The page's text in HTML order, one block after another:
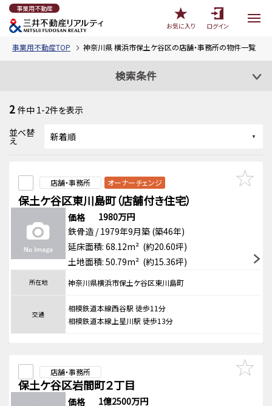
事業用不動産
お気に入り
ログイン
事業用不動産TOP 神奈川県 横浜市保土ケ谷区の店舗・事務所の物件一覧
検索条件
2 件中 1-2件を表示
並べ替
え
店舗・事務所 オーナーチェンジ
保土ケ谷区東川島町（店舗付き住宅）
価格
1980万円
鉄骨造 / 1979年9月築 (築46年)
延床面積: 68.12m² (約20.60坪)
土地面積: 50.79m² (約15.36坪)
所在地 神奈川県横浜市保土ケ谷区東川島町
交通
相模鉄道本線西谷駅 徒歩11分
相模鉄道本線上星川駅 徒歩13分
店舗・事務所
保土ケ谷区岩間町２丁目
価格
1億2500万円